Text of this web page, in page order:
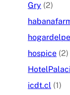
Gry (2)
hospice (2)
icdt.cl (1)